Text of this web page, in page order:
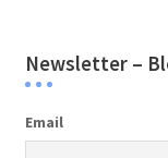
Newsletter –
Email